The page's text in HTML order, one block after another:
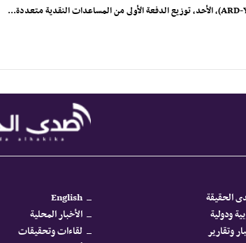
الحقيقة English
ودولية
الأخبار المحلية
وتقارير
لقاءات وتحقيقات